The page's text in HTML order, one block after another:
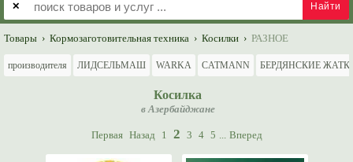
✕
Товары › Кормозаготовительная техника › Косилки › РАЗНОЕ
производителя ЛИДСЕЛЬМАШ WARKA CATMANN БЕРДЯНСКИЕ
Косилка
в Азербайджане
Первая Назад 1 2 3 4 5 ... Вперед